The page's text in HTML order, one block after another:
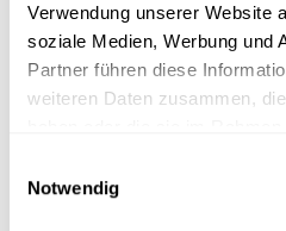
Verwendung unserer Website
soziale Medien, Werbung und
Partner führen diese
weiteren Daten zusammen,
Notwendig